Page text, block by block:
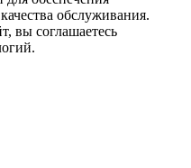
обслуживания.
вы соглашаетесь